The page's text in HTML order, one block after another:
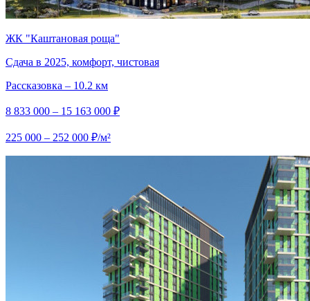
ЖК "Каштановая роща"
Сдача в 2025, комфорт, чистовая
Рассказовка – 10.2 км
8 833 000 – 15 163 000 ₽
225 000 – 252 000 ₽/м²